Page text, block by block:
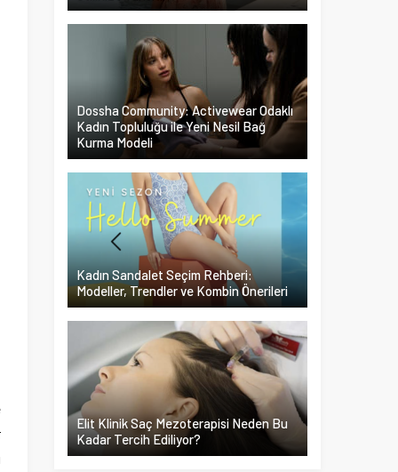
Dossha Community: Activewear Odaklı
Kadın Topluluğu ile Yeni Nesil Bağ
Kurma Modeli
Kadın Sandalet Seçim Rehberi:
Modeller, Trendler ve Kombin Önerileri
Elit Klinik Saç Mezoterapisi Neden Bu
Kadar Tercih Ediliyor?